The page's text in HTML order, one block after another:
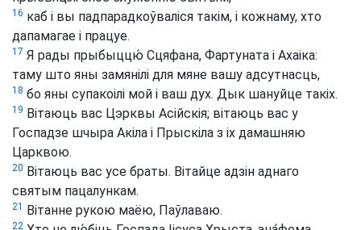
16 каб і вы падпарадкоўваліся такім, і кожнаму, хто
дапамагае і працуе.
17 Я рады прыбыццю́ Сцяфана, Фартуната і Ахаіка:
таму што яны замянілі для мяне вашу адсутнасць,
18 бо яны супакоілі мой і ваш дух. Дык шануйце такіх.
19 Вітаюць вас Цэрквы Асійскія; вітаюць вас у
Госпадзе шчыра Акіла і Прыскіла з іх дамашняю
Царквою.
20 Вітаюць вас усе браты. Вітайце адзін аднаго
святым пацалункам.
21 Вітанне рукою маёю, Паўлаваю.
22